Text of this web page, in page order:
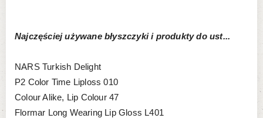
Najczęściej używane błyszczyki i produkty do ust...
NARS Turkish Delight
P2 Color Time Liploss 010
Colour Alike, Lip Colour 47
Flormar Long Wearing Lip Gloss L401